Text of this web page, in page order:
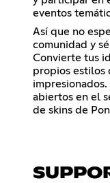
eventos
Así que no
comunidad y
Convierte tus
propios estilos
impresionados.
abiertos en el
de skins de